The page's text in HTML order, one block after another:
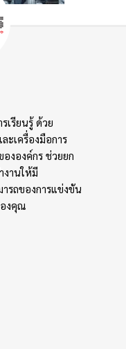
เรียนรู้ ด้วย
ะเครื่องมือการ
งองค์กร ช่วยยก
งานให้มี
รถของการแข่งขัน
งคุณ